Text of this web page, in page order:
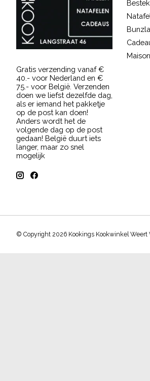
Gratis verzending vanaf €
40.- voor Nederland en €
75.- voor België. Verzenden
doen we liefst dezelfde dag,
als er iemand het pakketje
op de post kan doen!
Anders wordt het de
volgende dag op de post
gedaan! België duurt iets
langer, maar zo snel
mogelijk
Bestek
© Copyright 2026 Kookings Kookwinkel Weert